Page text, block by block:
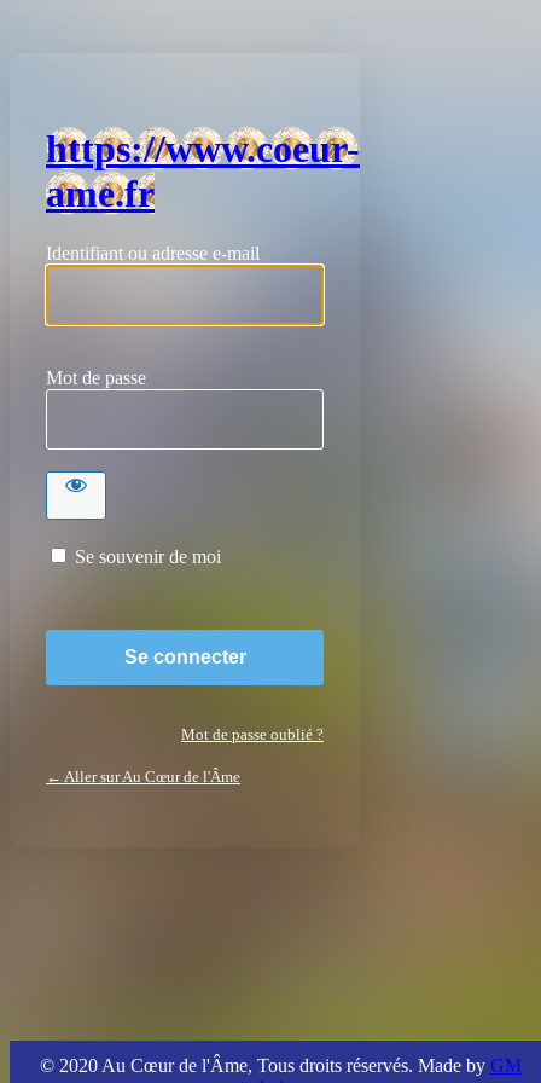
https://www.coeur-
ame.fr
Identifiant ou adresse e-mail
Mot de passe
Se souvenir de moi
Mot de passe oublié ?
← Aller sur Au Cœur de l'Âme
© 2020 Au Cœur de l'Âme, Tous droits réservés. Made by GM